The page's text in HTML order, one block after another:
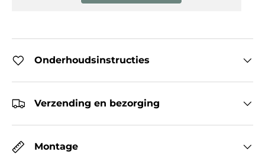
Onderhoudsinstructies
Verzending en bezorging
Montage